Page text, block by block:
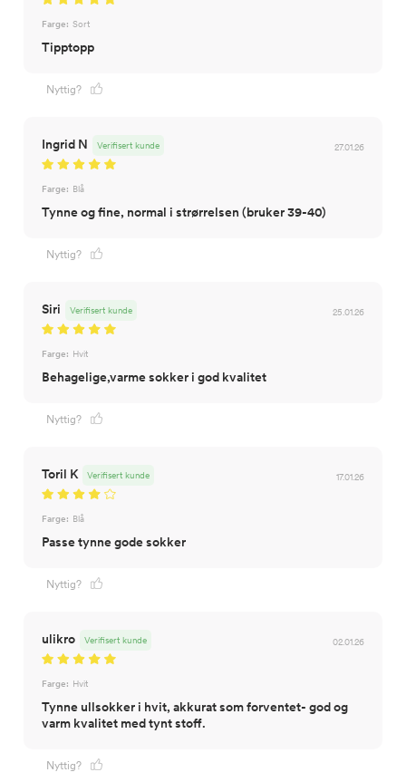
Farge: Sort
Tipptopp
Nyttig?
Ingrid N 27.01.26
Verifisert kunde
Farge: Blå
Tynne og fine, normal i strørrelsen (bruker 39-40)
Nyttig?
Siri 25.01.26
Verifisert kunde
Farge: Hvit
Nyttig?
Toril K 17.01.26
Verifisert kunde
Farge: Blå
Passe tynne gode sokker
Nyttig?
ulikro 02.01.26
Verifisert kunde
Farge: Hvit
Tynne ullsokker i hvit, akkurat som forventet- god og
varm kvalitet med tynt stoff.
Nyttig?